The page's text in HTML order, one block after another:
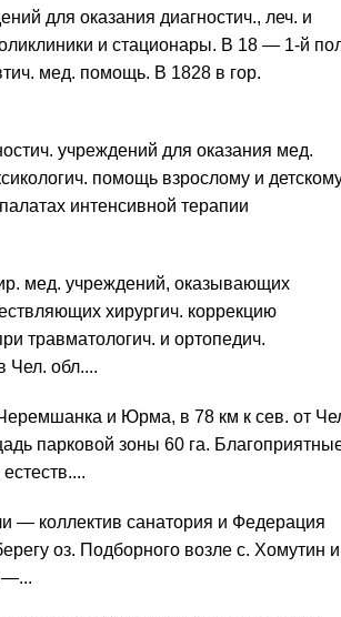
для оказания диагностич., леч. и
и стационары. В 18 — 1-й
мед. помощь. В 1828 в гор.
учреждений для оказания мед.
помощь взрослому и
интенсивной терапии
мед. учреждений, оказывающих
хирургич. коррекцию
травматологич. и ортопедич.
Чел. обл....
и Юрма, в 78 км к сев. от
парковой зоны 60 га.
— коллектив санатория и Федерация
оз. Подборного возле с. Хомутин и
—...